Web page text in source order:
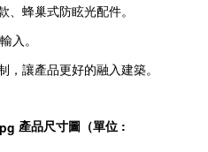
蜂巢式防眩光配件。
入。
讓產品更好的融入建築。
產品尺寸圖（單位 :